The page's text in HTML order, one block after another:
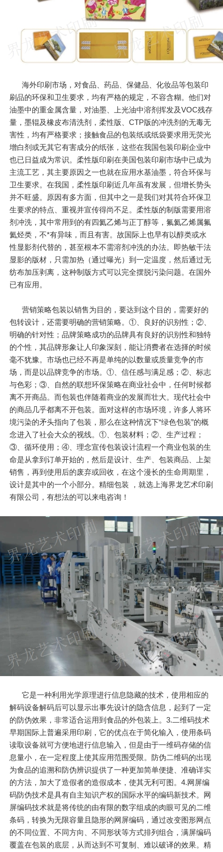
海外印刷市场，对食品、药品、保健品、化妆品等包装印
刷品的环保和卫生要求，均有严格的规定，不容含糊。他们对
油墨中的重金属含量，对油墨、上光油中溶剂挥发及VOC残存
量，墨辊及橡皮布清洗剂，柔性版、CTP版的冲洗剂的无毒无
害性，均有严格要求；接触食品的包装纸或纸袋要求用无荧光
增白剂或无其它有害成分的纸张，这些在我国包装印刷企业中
也已日益成为常识。柔性版印刷在美国包装印刷市场中已成为
主流工艺，其主要原因之一也就在应用水基油墨，符合环保与
卫生要求。在我国，柔性版印刷近几年虽有发展，但增长势头
并不旺盛。原因有多方面，但其中之一是我们对其符合环保卫
生要求的特点、重视并宣传得尚不足。柔性版的制版需要用溶
剂冲洗，其中常用到的有四氦乙烯与正丁醇等，氟氦乙烯属氟
氦烃类，不*有异味，而且有害。故国际上也早有以醇类或水
性显影剂代替的，甚至根本不需溶剂冲洗的办法。即热敏干法
显影的版材，只需加热（通过曝光）到一定温度，然后通过无
纺布加压剥离，这种制版方式可以完全摆脱污染问题。在国外
已有应用。
营销策略包装以销售为目的，要达到这个目的，需要好的
包转设计，还需要明确的营销策略。①、良好的识别性；②、
明确的针对性；品牌策略成功的品牌具有良好的识别性和独特
的个性，其品牌形象让人印象深刻，能让消费者在选择的时候
毫不犹豫。市场也已经不再是单纯的以数量或质量竞争的市
场，而是以品牌竞争的市场。①、信任感与满足感；②、标志
与色彩；③、自然的联想环保策略在商业社会中，任何时候都
离不开商品。而包装也伴随着商业的发展而壮大。现代社会中
的商品几乎都离不开包装。面对这样的市场环境，许多人将环
境污染的矛头指向了包装，那么在这种情况下“绿色包装”的概
念进入了社会大众的视线。①、包装材料；②、生产过程；
③、循环使用；④、理念宣传包装设计流程一个商业包装的生
命是从拿到订单开始的，然后是设计、生产、包装商品、上架
销售，再到使用后的废弃或回收，在这个漫长的生命周期里，
设计是其中的一个小部分。精细包装 ，就选上海界龙艺术印刷
有限公司，有想法的可以来电咨询！
它是一种利用光学原理进行信息隐藏的技术，使用相应的
解码设备解码后可以显示出事先设计的隐含信息，起到了一定
的防伪效果，非常适合运用到食品的外包装上。3.二维码技术
早期国际上普遍采用印刷，它的优点在于简化输入，使用条码
读取设备就可方便地进行信息输入，但是由于一维码存储的信
息量小，在一定程度上使其应用范围受限。防伪二维码的出现
为食品的追溯和防伪辨识提供了一种更加简单便捷、准确详实
的方法，加大了造假者的造假成本，使其无利可图。4.网屏编
码防伪技术是具有自主知识产权的国际水平的编码新技术。网
屏编码技术就是将传统的由有限的数字组成的肉眼可见的二维
条码，转换为无限容量且隐形的网屏编码，通过改变图形网点
的不同位置、不同方向、不同形状等方式排列组合，满屏编码
覆盖在包装的底层，从而达到不可复制、难以破译的效果。精